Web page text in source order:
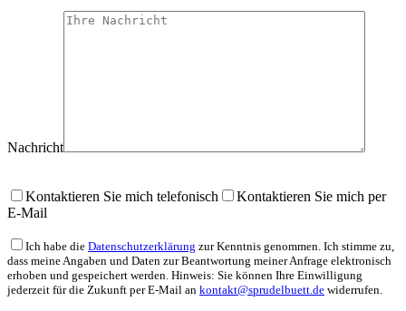
Nachricht
Kontaktieren Sie mich telefonisch
Kontaktieren Sie mich per
E-Mail
Ich habe die Datenschutzerklärung zur Kenntnis genommen. Ich stimme zu,
dass meine Angaben und Daten zur Beantwortung meiner Anfrage elektronisch
erhoben und gespeichert werden. Hinweis: Sie können Ihre Einwilligung
jederzeit für die Zukunft per E-Mail an kontakt@sprudelbuett.de widerrufen.